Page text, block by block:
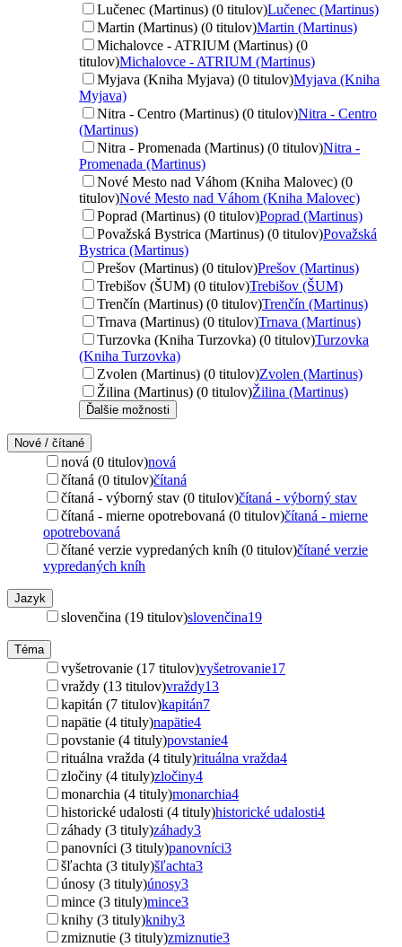
Lučenec (Martinus) (0 titulov)Lučenec (Martinus)
Martin (Martinus) (0 titulov)Martin (Martinus)
Michalovce - ATRIUM (Martinus) (0
titulov)Michalovce - ATRIUM (Martinus)
Myjava (Kniha Myjava) (0 titulov)Myjava (Kniha
Myjava)
Nitra - Centro (Martinus) (0 titulov)Nitra - Centro
(Martinus)
Nitra - Promenada (Martinus) (0 titulov)Nitra -
Promenada (Martinus)
Nové Mesto nad Váhom (Kniha Malovec) (0
titulov)Nové Mesto nad Váhom (Kniha Malovec)
Poprad (Martinus) (0 titulov)Poprad (Martinus)
Považská Bystrica (Martinus) (0 titulov)Považská
Bystrica (Martinus)
Prešov (Martinus) (0 titulov)Prešov (Martinus)
Trebišov (ŠUM) (0 titulov)Trebišov (ŠUM)
Trenčín (Martinus) (0 titulov)Trenčín (Martinus)
Trnava (Martinus) (0 titulov)Trnava (Martinus)
Turzovka (Kniha Turzovka) (0 titulov)Turzovka
(Kniha Turzovka)
Zvolen (Martinus) (0 titulov)Zvolen (Martinus)
Žilina (Martinus) (0 titulov)Žilina (Martinus)
Ďalšie možnosti
Nové / čítané
nová (0 titulov)nová
čítaná (0 titulov)čítaná
čítaná - výborný stav (0 titulov)čítaná - výborný stav
čítaná - mierne opotrebovaná (0 titulov)čítaná - mierne
opotrebovaná
čítané verzie vypredaných kníh (0 titulov)čítané verzie
vypredaných kníh
Jazyk
slovenčina (19 titulov)slovenčina19
Téma
vyšetrovanie (17 titulov)vyšetrovanie17
vraždy (13 titulov)vraždy13
kapitán (7 titulov)kapitán7
napätie (4 tituly)napätie4
povstanie (4 tituly)povstanie4
rituálna vražda (4 tituly)rituálna vražda4
zločiny (4 tituly)zločiny4
monarchia (4 tituly)monarchia4
historické udalosti (4 tituly)historické udalosti4
záhady (3 tituly)záhady3
panovníci (3 tituly)panovníci3
šľachta (3 tituly)šľachta3
únosy (3 tituly)únosy3
mince (3 tituly)mince3
knihy (3 tituly)knihy3
zmiznutie (3 tituly)zmiznutie3